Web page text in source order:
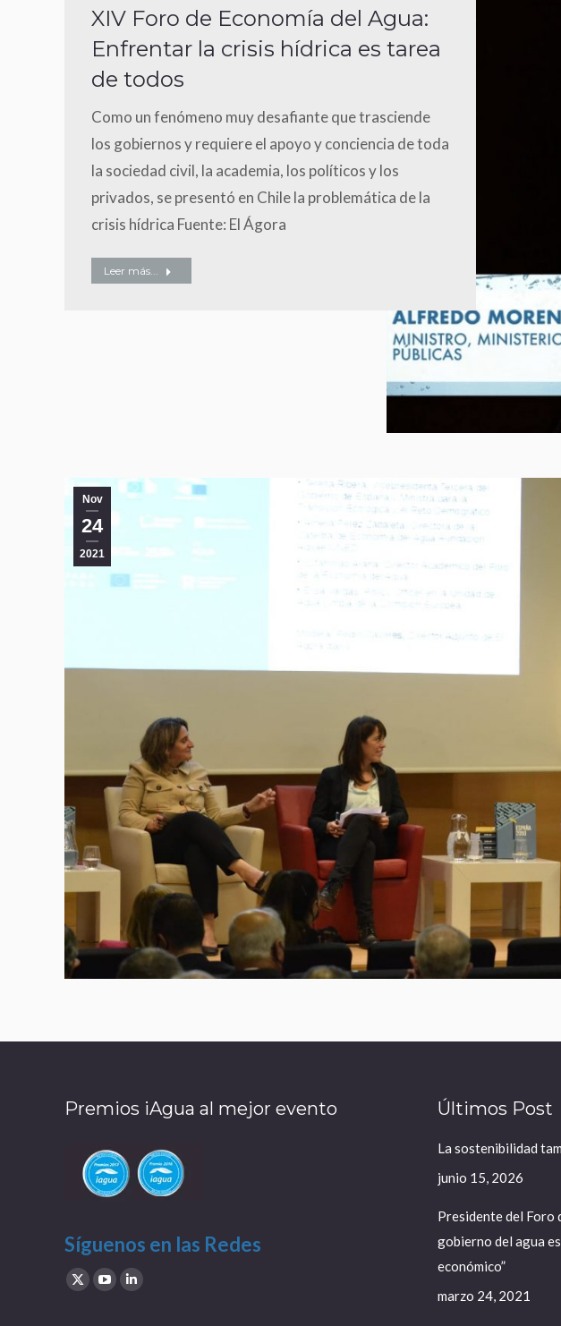
XIV Foro de Economía del Agua:
Enfrentar la crisis hídrica es tarea
de todos
Como un fenómeno muy desafiante que trasciende
los gobiernos y requiere el apoyo y conciencia de toda
la sociedad civil, la academia, los políticos y los
privados, se presentó en Chile la problemática de la
crisis hídrica Fuente: El Ágora
Leer más...
Nov
24
2021
Premios iAgua al mejor evento
Síguenos en las Redes
Find us on:
X
YouTubeLinkedin
Últimos Post
La sostenibilidad
junio 15, 2026
Presidente del Foro
gobierno del agua
económico”
marzo 24, 2021